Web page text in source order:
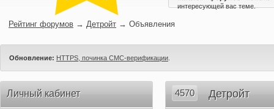
интересующей вас теме.
Рейтинг форумов → Детройт → Объявления
Обновление: HTTPS, починка СМС-верификации
Личный кабинет 4570 Детройт